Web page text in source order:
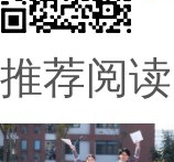
推荐阅读